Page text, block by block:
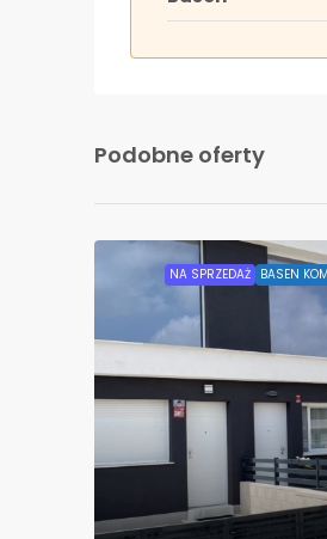
Podobne oferty
NA SPRZEDAŻ BASEN